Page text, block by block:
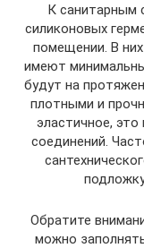
К санитарным
силиконовых
помещении. В
имеют
будут на
плотными и
эластичное,
соединений.
Обратите
можно